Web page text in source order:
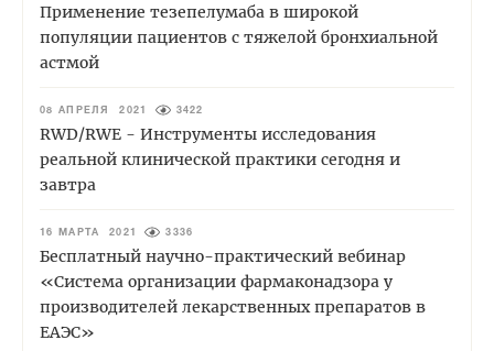
Применение тезепелумаба в широкой
популяции пациентов с тяжелой бронхиальной
астмой
08 АПРЕЛЯ 2021 3422
RWD/RWE - Инструменты исследования
реальной клинической практики сегодня и
завтра
16 МАРТА 2021 3336
Бесплатный научно-практический вебинар
«Система организации фармаконадзора у
производителей лекарственных препаратов в
ЕАЭС»